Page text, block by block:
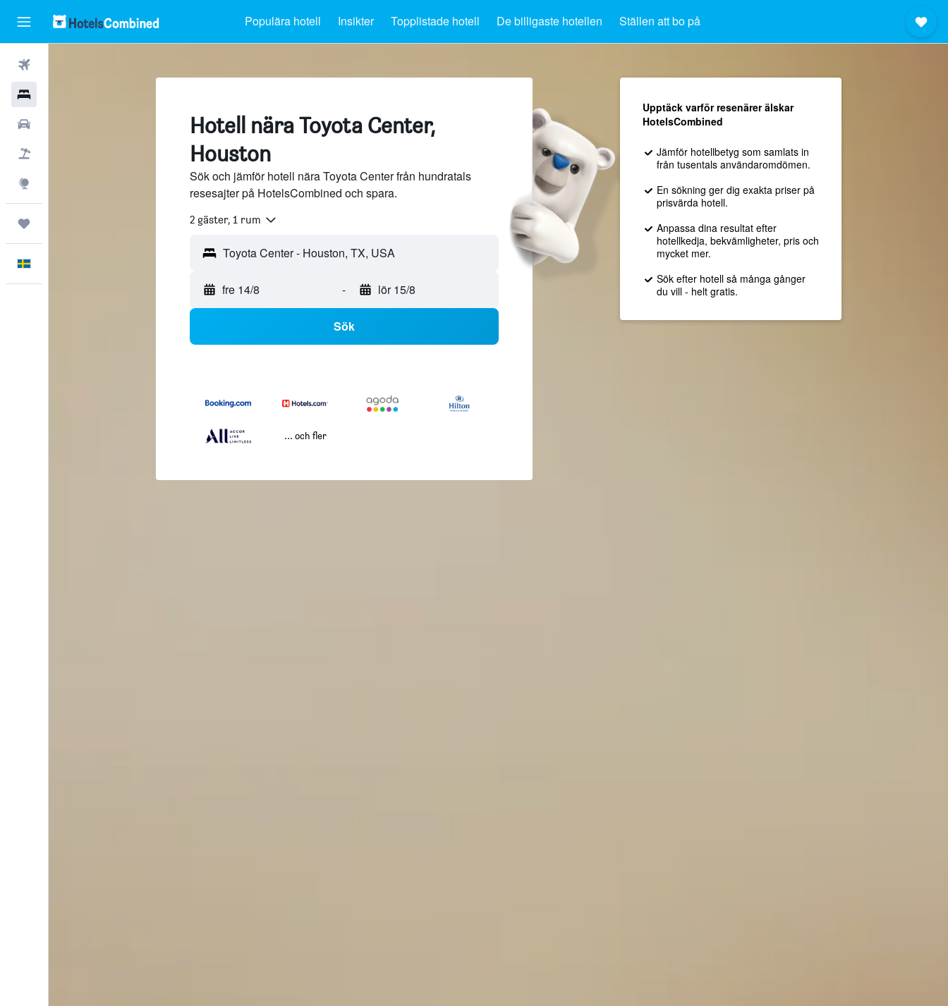
Populära hotell Insikter Topplistade hotell De billigaste hotellen Ställen att bo på
Hotell nära Toyota Center,
Houston
Sök och jämför hotell nära Toyota Center från hundratals
resesajter på HotelsCombined och spara.
2 gäster, 1 rum
fre 14/8 - lör 15/8
Sök
... och fler
Upptäck varför resenärer älskar
HotelsCombined
Jämför hotellbetyg som samlats in
från tusentals användaromdömen.
En sökning ger dig exakta priser på
prisvärda hotell.
Anpassa dina resultat efter
hotellkedja, bekvämligheter, pris och
mycket mer.
Sök efter hotell så många gånger
du vill - helt gratis.